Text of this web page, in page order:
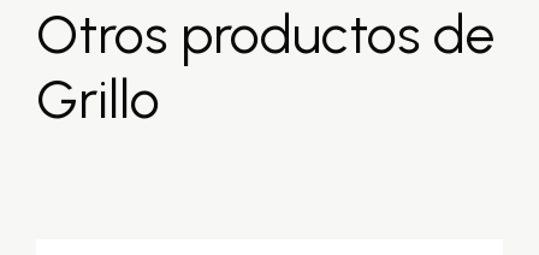
Otros productos de
Grillo